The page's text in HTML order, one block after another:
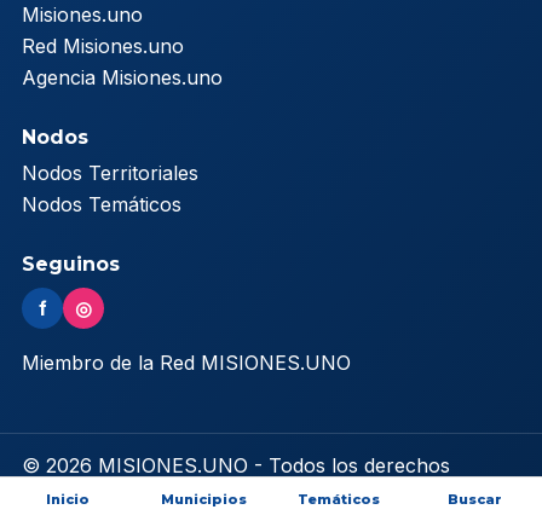
Misiones.uno
Red Misiones.uno
Agencia Misiones.uno
Nodos
Nodos Territoriales
Nodos Temáticos
Seguinos
f ◎
Miembro de la Red MISIONES.UNO
© 2026 MISIONES.UNO - Todos los derechos
reservados
Inicio Municipios Temáticos Buscar